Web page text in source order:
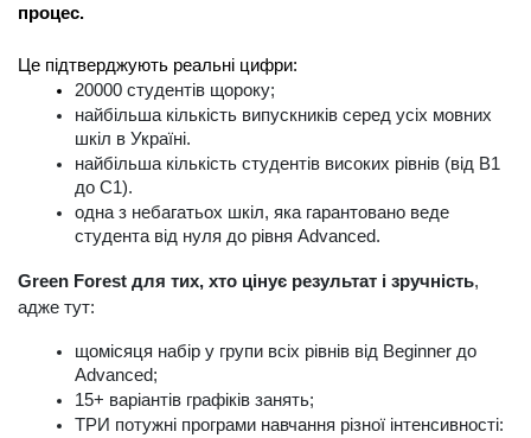
процес.
Це підтверджують реальні цифри:
20000 студентів щороку;
найбільша кількість випускників серед усіх мовних
шкіл в Україні.
найбільша кількість студентів високих рівнів (від B1
до C1).
одна з небагатьох шкіл, яка гарантовано веде
студента від нуля до рівня Advanced.
Green Forest для тих, хто цінує результат і зручність,
адже тут:
щомісяця набір у групи всіх рівнів від Beginner до
Advanced;
15+ варіантів графіків занять;
ТРИ потужні програми навчання різної інтенсивності: